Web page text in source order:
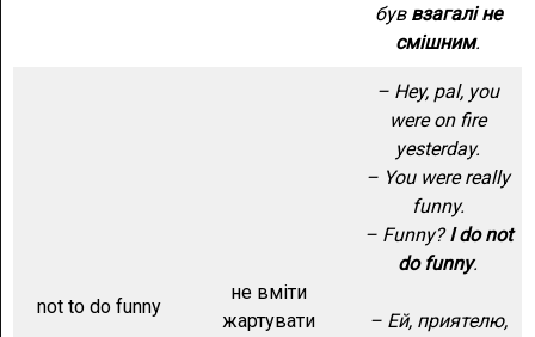
був взагалі не
смішним.
not to do funny
не вміти
жартувати
– Hey, pal, you
were on fire
yesterday.
– You were really
funny.
– Funny?I do not
do funny.
– Ей, приятелю,